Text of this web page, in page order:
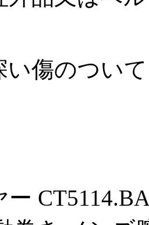
い傷のつい
ー